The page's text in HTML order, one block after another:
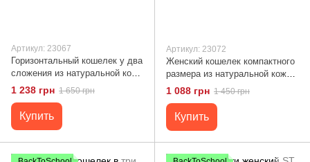
Артикул: 23067
Горизонтальный кошелек у два
сложения из натуральной кожи
ST Leather 23067 Зеленый
1 238 грн 1 650 грн
Купить
Артикул: 23072
Женский кошелек компактного
размера из натуральной кожи
ST Leather 23072 Зеленый
1 088 грн 1 450 грн
Купить